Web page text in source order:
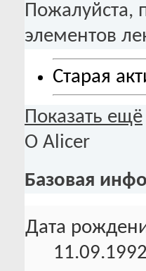
Пожалуйста,
элементов
Старая
Показать ещё
О Alicer
Базовая
Дата